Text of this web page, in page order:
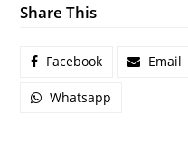
Share This
Facebook Email
Whatsapp